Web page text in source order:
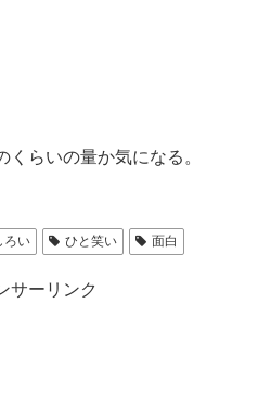
らいの量か気になる。
ろい ひと笑い 面白
サーリンク